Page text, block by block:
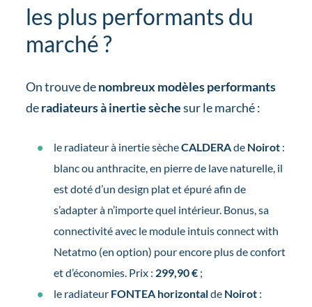
les plus performants du
marché ?
On trouve denombreux modèles performants
deradiateurs à inertie sèchesur le marché :
le radiateur à inertie sècheCALDERAde Noirot:
blanc ou anthracite, en pierre de lave naturelle, il
est doté d’un design plat et épuré afin de
s’adapter à n’importe quel intérieur. Bonus, sa
connectivité avec le module intuis connect with
Netatmo (en option) pour encore plus de confort
et d’économies. Prix : 299,90 €;
le radiateur FONTEA horizontaldeNoirot: